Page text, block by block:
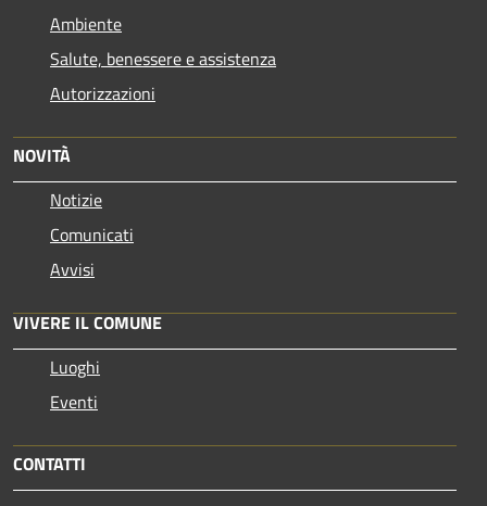
Ambiente
Salute, benessere e assistenza
Autorizzazioni
NOVITÀ
Notizie
Comunicati
Avvisi
VIVERE IL COMUNE
Luoghi
Eventi
CONTATTI